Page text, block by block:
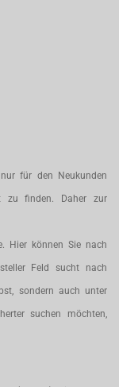
für den Neukunden
zu finden. Daher zur
Hier können Sie nach
Feld sucht nach
sondern auch unter
suchen möchten,